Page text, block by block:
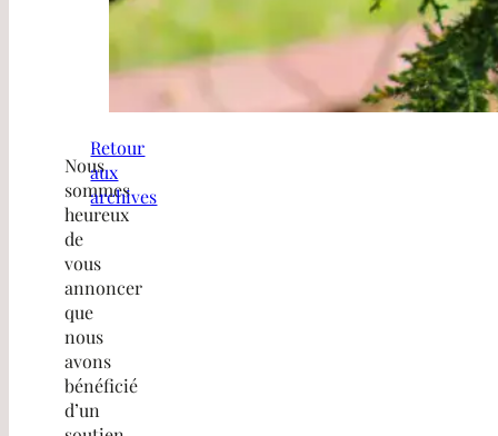
Nous
sommes
heureux
de
vous
annoncer
que
nous
avons
bénéficié
d’un
Retour
aux
archives